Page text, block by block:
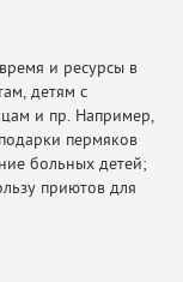
и ресурсы в
детям с
и пр. Например,
пермяков
больных детей;
приютов для